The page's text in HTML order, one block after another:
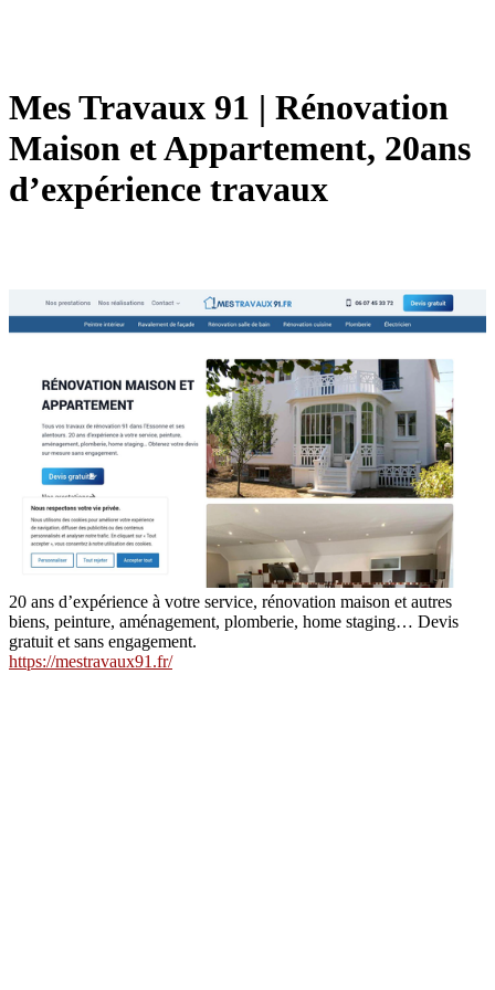
Mes Travaux 91 | Rénovation
Maison et Appartement, 20ans
d’expérience travaux
20 ans d’expérience à votre service, rénovation maison et autres
biens, peinture, aménagement, plomberie, home staging… Devis
gratuit et sans engagement.
https://mestravaux91.fr/